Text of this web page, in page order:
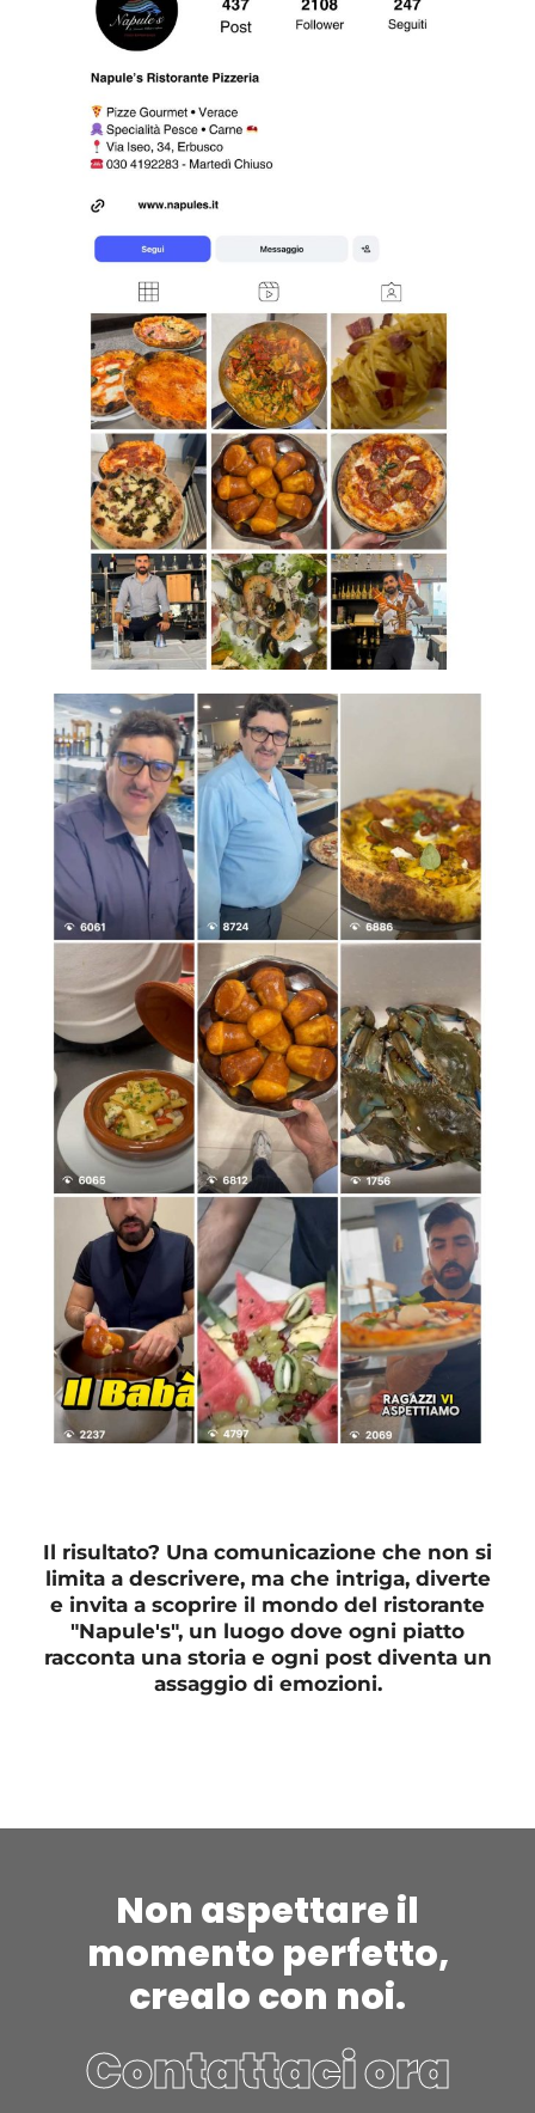
Il risultato? Una comunicazione che non si
limita a descrivere, ma che intriga, diverte
e invita a scoprire il mondo del ristorante
"Napule's", un luogo dove ogni piatto
racconta una storia e ogni post diventa un
assaggio di emozioni.
Non aspettare il
momento perfetto,
crealo con noi.
Contattaci ora